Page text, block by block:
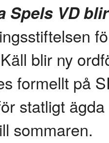
Spels VD
blir ny
formellt på
statligt
sommaren.